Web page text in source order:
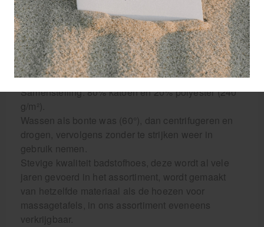
Badstofhoes speciaal vervaardigd voor eenronde
én zadel gevormdetabouret of werkkruk met een
omtrek tot 45 cm.
Veelal gebruikt in massagesalons,
Fysiotherapiepraktijken, pedicure salons,
beautysalons etc.
Samenstelling: 80% katoen en 20% polyester (240
g/m²).
Wassen als bonte was (60°), dan centrifugeren en
drogen, vervolgens zonder te strijken weer in
gebruik nemen.
Stevige kwaliteit badstofhoes, deze wordt al vele
jaren gevoerd in het assortiment, wordt gemaakt
van hetzelfde materiaal als de hoezen voor
massagetafels, in ons assortiment eveneens
verkrijgbaar.